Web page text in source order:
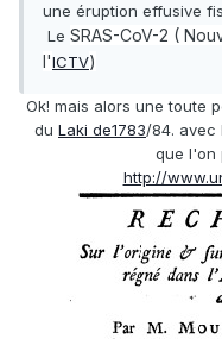
une éruption effusive
Le SRAS-CoV-2 (
l'ICTV)
Ok! mais alors une toute
du Laki de1783/84. avec
que l'on
http://